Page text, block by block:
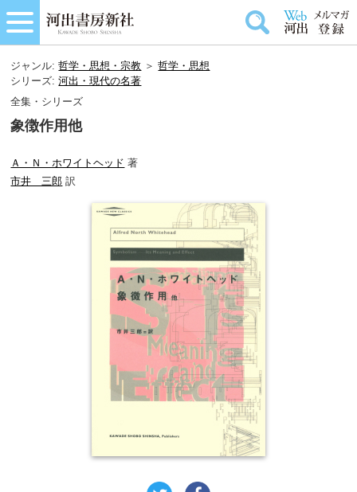
ジャンル:哲学・思想・宗教 ＞哲学・思想
シリーズ:河出・現代の名著
全集・シリーズ
象徴作用他
Ａ・Ｎ・ホワイトヘッド 著
市井 三郎 訳